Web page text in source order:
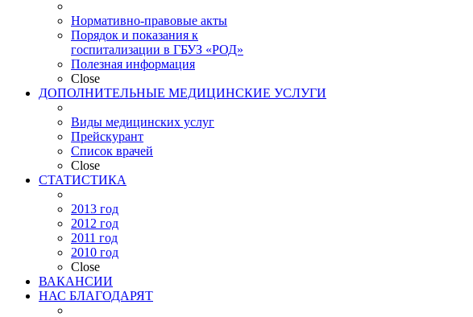
Нормативно-правовые акты
Порядок и показания к
госпитализации в ГБУЗ «РОД»
Полезная информация
Close
ДОПОЛНИТЕЛЬНЫЕ МЕДИЦИНСКИЕ УСЛУГИ
Виды медицинских услуг
Прейскурант
Список врачей
Close
СТАТИСТИКА
2013 год
2012 год
2011 год
2010 год
Close
ВАКАНСИИ
НАС БЛАГОДАРЯТ